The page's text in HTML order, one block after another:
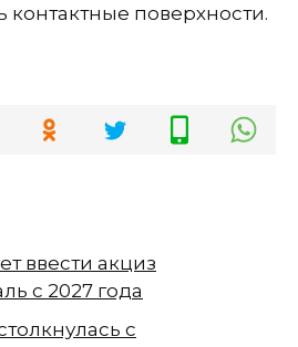
поверхности.
ввести акциз
с 2027 года
с